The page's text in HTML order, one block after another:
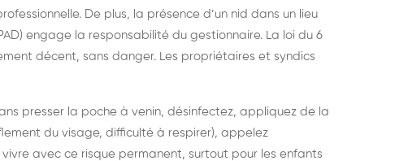
De plus, la présence d’un nid dans un lieu
engage la responsabilité du gestionnaire. La loi du 6
décent, sans danger. Les propriétaires et syndics
presser la poche à venin, désinfectez, appliquez de la
du visage, difficulté à respirer), appelez
avec ce risque permanent, surtout pour les enfants